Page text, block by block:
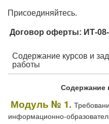
Присоединяйтесь.
Договор оферты: ИТ-
Содержание курсов и
работы
Содержание
Модуль № 1.
информационно-